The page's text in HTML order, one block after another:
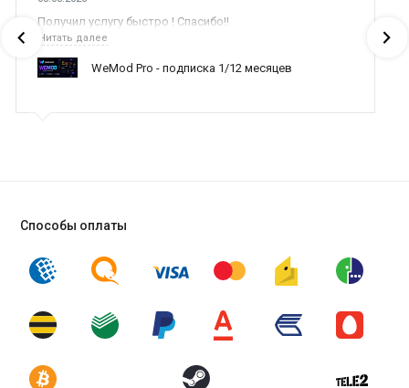
всего. Чтобы играть в данный шутер вам нужно
Battlefield: Bad Company 3 дешево на PC
установить игру.
Получил услугу быстро ! Спасибо!!
Читать далее
WeMod Pro - подписка 1/12 месяцев
Способы оплаты